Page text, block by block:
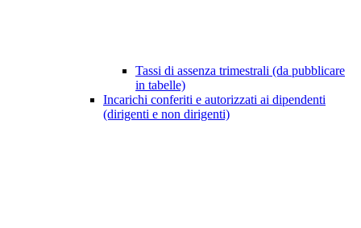
Tassi di assenza trimestrali (da pubblicare
in tabelle)
Incarichi conferiti e autorizzati ai dipendenti
(dirigenti e non dirigenti)